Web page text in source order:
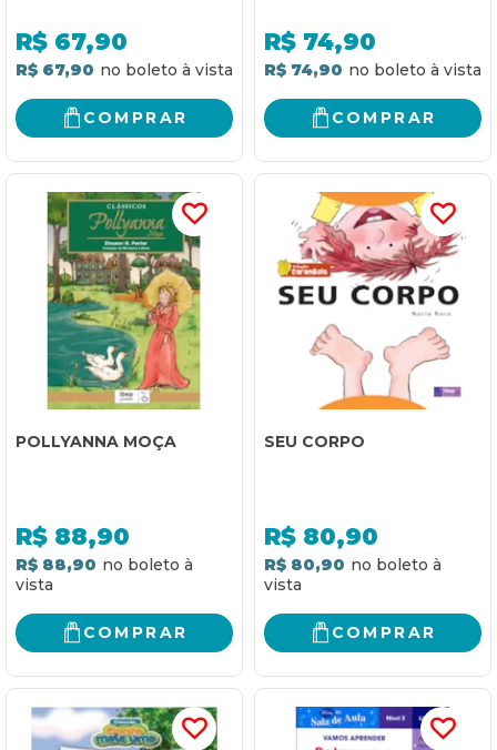
R$ 67,90
R$ 67,90
COMPRAR
R$ 74,90
R$ 74,90
COMPRAR
POLLYANNA MOÇA
R$ 88,90
R$ 88,90
COMPRAR
SEU CORPO
R$ 80,90
R$ 80,90
COMPRAR